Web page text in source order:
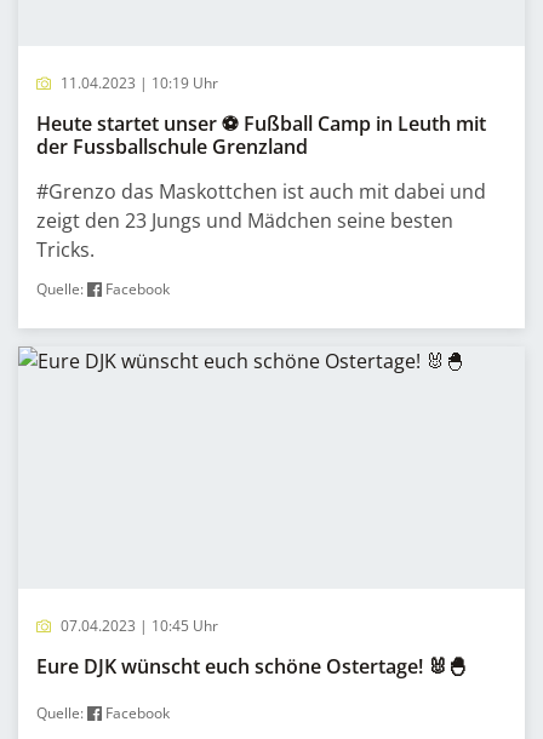
11.04.2023 | 10:19 Uhr
Heute startet unser ⚽ Fußball Camp in Leuth mit
der Fussballschule Grenzland
#Grenzo das Maskottchen ist auch mit dabei und
zeigt den 23 Jungs und Mädchen seine besten
Tricks.
Quelle: Facebook
07.04.2023 | 10:45 Uhr
Eure DJK wünscht euch schöne Ostertage! 🐰🐣
Quelle: Facebook